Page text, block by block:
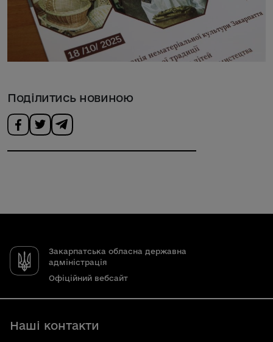
Поділитись новиною
Закарпатська обласна державна
адміністрація
Офіційний вебсайт
Наші контакти